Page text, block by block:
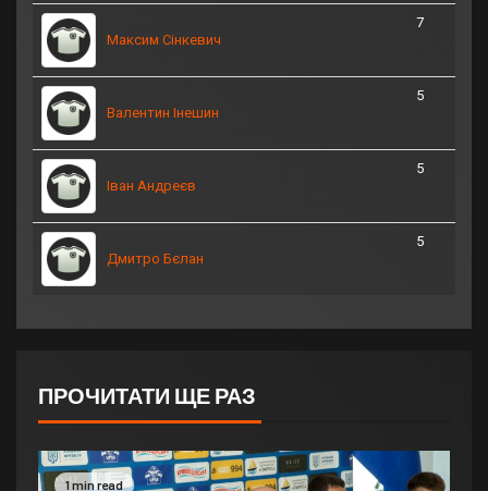
Максим Сінкевич
7
Валентин Інешин
5
Іван Андреєв
5
Дмитро Бєлан
5
ПРОЧИТАТИ ЩЕ РАЗ
1 min read